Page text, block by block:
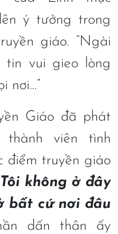
ý tưởng trong
giáo. “Ngài
tin vui gieo lòng
nơi…”
Giáo đã phát
thành viên tình
điểm truyền giáo
Tôi không ở đây
bất cứ nơi đâu
dấn thân ấy